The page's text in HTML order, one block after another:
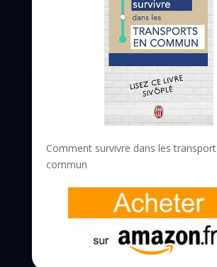
Comment survivre dans les
commun